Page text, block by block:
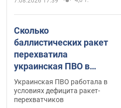
Сколько
баллистических ракет
перехватила
украинская ПВО в
июле: в Минобороны
назвали цифру
Украинская ПВО работала в
условиях дефицита ракет-
перехватчиков